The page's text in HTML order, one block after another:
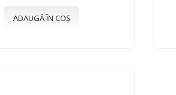
ADAUGĂ ÎN COȘ